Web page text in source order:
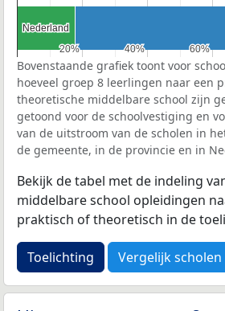
20%
20% 40%
40% 60%
60%
Nederland
Nederland
Bovenstaande grafiek toont voor
hoeveel groep 8 leerlingen naar een
theoretische middelbare school zijn
getoond voor de schoolvestiging en
van de uitstroom van de scholen in
de gemeente, in de provincie en in
Bekijk de tabel met de indeling
middelbare school opleidingen
praktisch of theoretisch in de
Toelichting Vergelijk scholen